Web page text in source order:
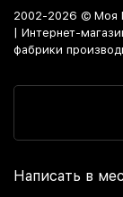
2002-2026 © Моя
| Интернет-
фабрики
Написать в